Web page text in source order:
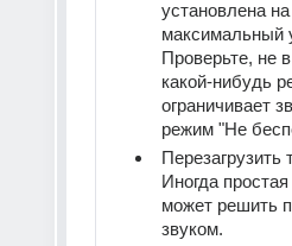
установлена на
максимальный
Проверьте, не
какой-нибудь
ограничивает
режим "Не
Перезагрузить
Иногда простая
может решить
звуком.